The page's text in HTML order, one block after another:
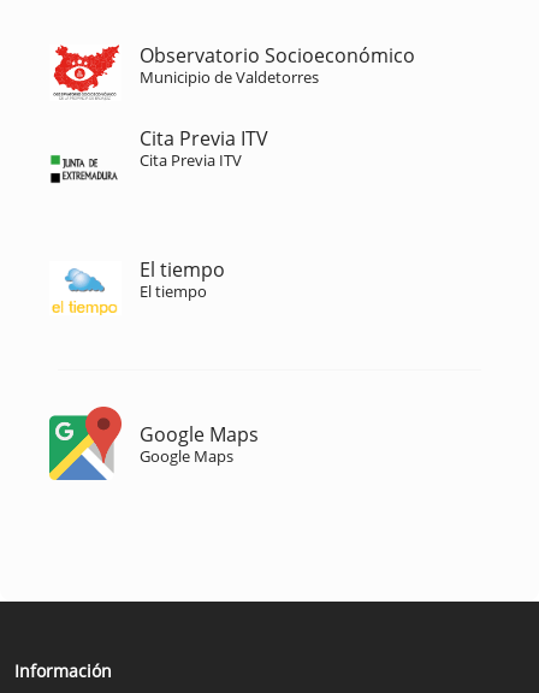
Observatorio Socioeconómico
Municipio de Valdetorres
Cita Previa ITV
Cita Previa ITV
El tiempo
El tiempo
Google Maps
Google Maps
Información